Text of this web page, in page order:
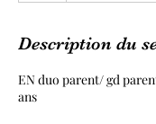
Description du
EN duo parent/ gd
ans